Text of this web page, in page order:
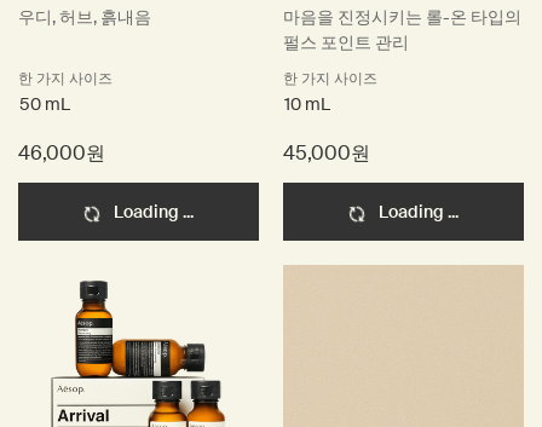
우디, 허브, 흙내음
한 가지 사이즈
50 mL
46,000원
Loading ...
마음을 진정시키는 롤-온 타입의
펄스 포인트 관리
한 가지 사이즈
10 mL
45,000원
Loading ...